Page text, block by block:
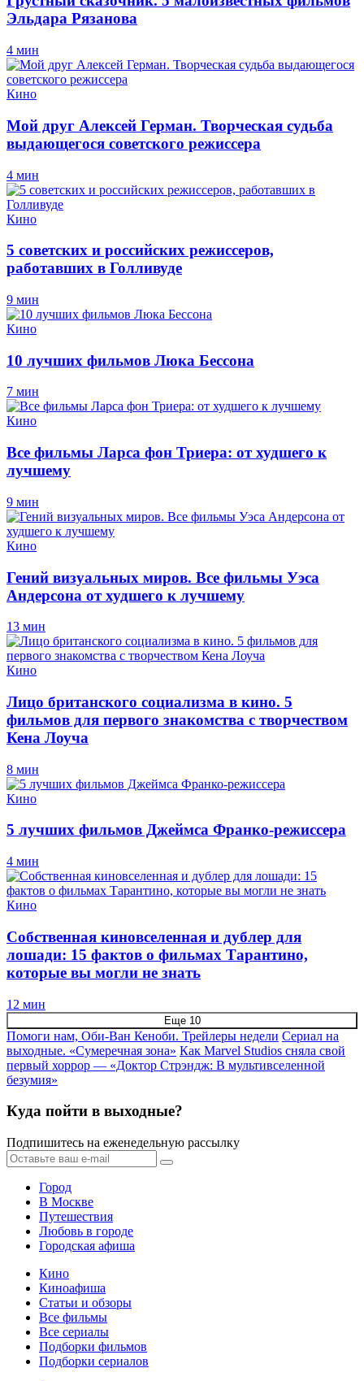
Эльдара Рязанова
4 мин
Кино
Мой друг Алексей Герман. Творческая судьба
выдающегося советского режиссера
4 мин
Кино
5 советских и российских режиссеров,
работавших в Голливуде
9 мин
Кино
10 лучших фильмов Люка Бессона
7 мин
Кино
Все фильмы Ларса фон Триера: от худшего к
лучшему
9 мин
Кино
Гений визуальных миров. Все фильмы Уэса
Андерсона от худшего к лучшему
13 мин
Кино
Лицо британского социализма в кино. 5
фильмов для первого знакомства с творчеством
Кена Лоуча
8 мин
Кино
5 лучших фильмов Джеймса Франко-режиссера
4 мин
Кино
Собственная киновселенная и дублер для
лошади: 15 фактов о фильмах Тарантино,
которые вы могли не знать
12 мин
Еще 10
Помоги нам, Оби-Ван Кеноби. Трейлеры недели Сериал на
выходные. «Сумеречная зона» Как Marvel Studios сняла свой
первый хоррор — «Доктор Стрэндж: В мультивселенной
безумия»
Куда пойти в выходные?
Подпишитесь на еженедельную рассылку
Город
В Москве
Путешествия
Любовь в городе
Городская афиша
Кино
Киноафиша
Статьи и обзоры
Все фильмы
Все сериалы
Подборки фильмов
Подборки сериалов